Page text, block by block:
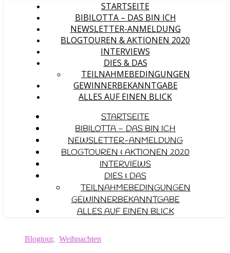
STARTSEITE
BIBILOTTA – DAS BIN ICH
NEWSLETTER-ANMELDUNG
BLOGTOUREN & AKTIONEN 2020
INTERVIEWS
DIES & DAS
TEILNAHMEBEDINGUNGEN
GEWINNERBEKANNTGABE
ALLES AUF EINEN BLICK
STARTSEITE
BIBILOTTA – DAS BIN ICH
NEWSLETTER-ANMELDUNG
BLOGTOUREN & AKTIONEN 2020
INTERVIEWS
DIES & DAS
TEILNAHMEBEDINGUNGEN
GEWINNERBEKANNTGABE
ALLES AUF EINEN BLICK
Blogtour, Weihnachten